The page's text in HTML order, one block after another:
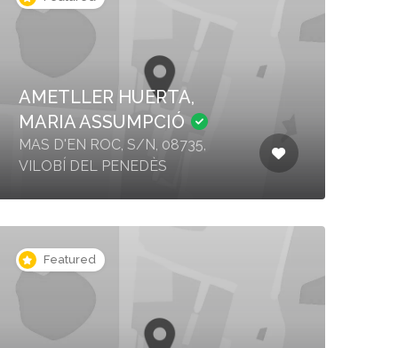
AMETLLER HUERTA,
MARIA ASSUMPCIÓ
MAS D'EN ROC, S/N, 08735,
VILOBÍ DEL PENEDÈS
Featured